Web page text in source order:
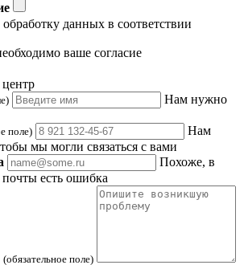
данных в соответствии
ваше согласие
Нам нужно
поле)
Нам
мы могли связаться с вами
Похоже, в
почты есть ошибка
(обязательное поле)